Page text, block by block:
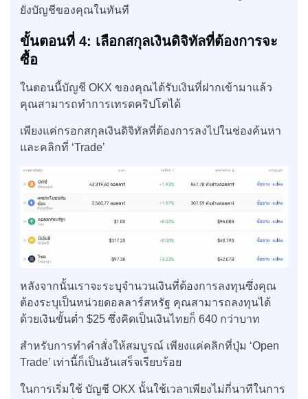
ยังบัญชีของคุณในทันที
ขั้นตอนที่ 4: เลือกสกุลเงินดิจิทัลที่ต้องการจะ
ซื้อ
ในตอนนี้บัญชี OKX ของคุณได้รับเงินที่ฝากเข้ามาแล้ว
คุณสามารถทำการเทรดคริปโตได้
เพียงแค่กรอกสกุลเงินดิจิทัลที่ต้องการลงไปในช่องค้นหา
และคลิกที่ ‘Trade’
หลังจากนั้นเราจะระบุจำนวนเงินที่ต้องการลงทุนซึ่งคุณ
ต้องระบุเป็นหน่วยดอลลาร์สหรัฐ คุณสามารถลงทุนได้
ด้วยเงินขั้นต่ำ $25 ซึ่งคิดเป็นเงินไทยก็ 640 กว่าบาท
สำหรับการทำคำสั่งให้สมบูรณ์ เพียงแค่คลิกที่ปุ่ม ‘Open
Trade’ เท่านี้ก็เป็นอันเสร็จเรียบร้อย
ในการเริ่มใช้ บัญชี OKX นั้นใช้เวลาเพียงไม่กี่นาทีในการ